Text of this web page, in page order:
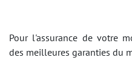
Pour l'assurance de votre
des meilleures garanties du